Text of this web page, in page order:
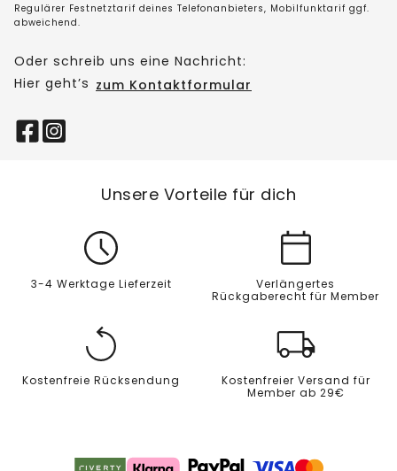
Regulärer Festnetztarif deines Telefonanbieters, Mobilfunktarif ggf.
abweichend.
Oder schreib uns eine Nachricht:
Hier geht’s zum Kontaktformular
Unsere Vorteile für dich
3-4 Werktage Lieferzeit
Verlängertes
Rückgaberecht für Member
Kostenfreie Rücksendung
Kostenfreier Versand für
Member ab 29€